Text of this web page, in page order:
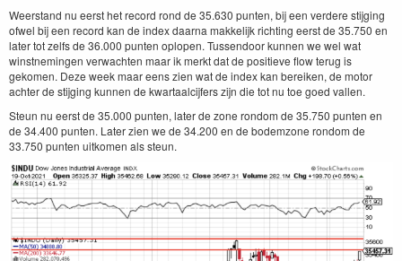
Weerstand nu eerst het record rond de 35.630 punten, bij een verdere stijging
ofwel bij een record kan de index daarna makkelijk richting eerst de 35.750 en
later tot zelfs de 36.000 punten oplopen. Tussendoor kunnen we wel wat
winstnemingen verwachten maar ik merkt dat de positieve flow terug is
gekomen. Deze week maar eens zien wat de index kan bereiken, de motor
achter de stijging kunnen de kwartaalcijfers zijn die tot nu toe goed vallen.
Steun nu eerst de 35.000 punten, later de zone rondom de 35.750 punten en
de 34.400 punten. Later zien we de 34.200 en de bodemzone rondom de
33.750 punten uitkomen als steun.